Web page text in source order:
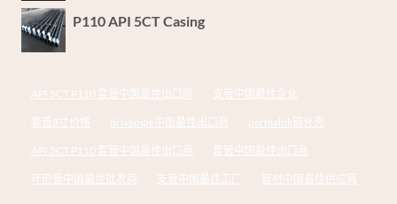
P110 API 5CT Casing
API 5CT P110 套管中国最佳出口商 支管中国最佳企业
套管8寸价格 drivepipe中国最佳出口商 permalok钢外壳
API 5CT P110 套管中国最佳出口商 套管中国最佳出口商
环形管中国最佳批发商 支管中国最佳工厂 管材中国最佳供应商